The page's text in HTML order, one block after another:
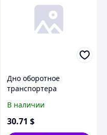
Дно оборотное
транспортера
JD9500
В наличии
30.71 $